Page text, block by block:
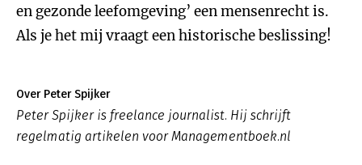
en gezonde leefomgeving’ een mensenrecht is.
Als je het mij vraagt een historische beslissing!
Over Peter Spijker
Peter Spijker is freelance journalist. Hij schrijft
regelmatig artikelen voor Managementboek.nl